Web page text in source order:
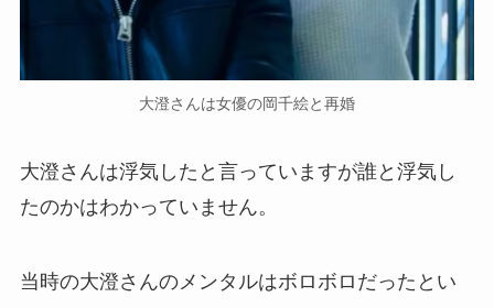
大澄さんは女優の岡千絵と再婚
大澄さんは浮気したと言っていますが誰と浮気し
たのかはわかっていません。
当時の大澄さんのメンタルはボロボロだったとい